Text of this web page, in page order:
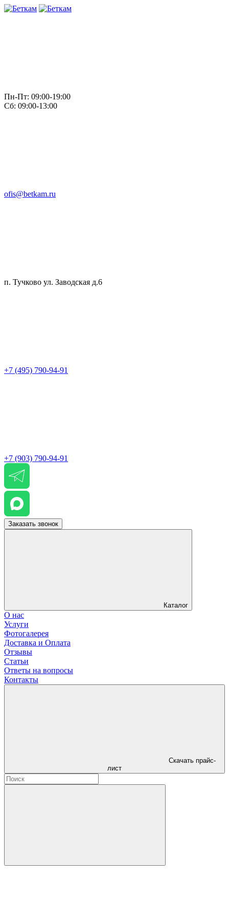
Пн-Пт: 09:00-19:00
Сб: 09:00-13:00
ofis@betkam.ru
п. Тучково ул. Заводская д.6
+7 (495) 790-94-91
+7 (903) 790-94-91
Заказать звонок
Каталог
О нас
Услуги
Фотогалерея
Доставка и Оплата
Отзывы
Статьи
Ответы на вопросы
Контакты
Скачать прайс-
лист